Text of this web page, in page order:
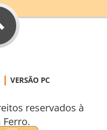
| VERSÃO PC
reservados à